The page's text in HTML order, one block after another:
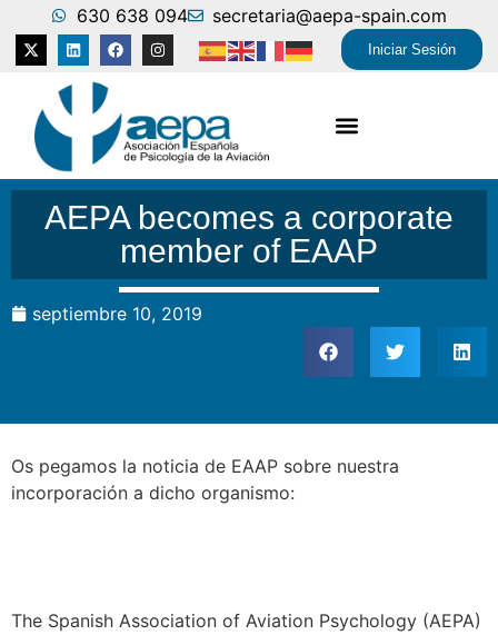
Iniciar Sesión
630 638 094 secretaria@aepa-spain.com
AEPA becomes a corporate
member of EAAP
septiembre 10, 2019
Os pegamos la noticia de EAAP sobre nuestra
incorporación a dicho organismo:
The Spanish Association of Aviation Psychology (AEPA)